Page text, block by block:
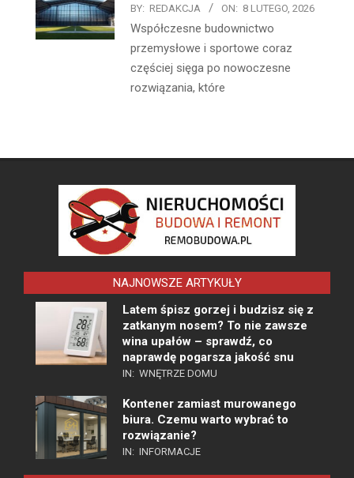
BY: REDAKCJA ON: 8 LUTEGO, 2026
Współczesne budownictwo
przemysłowe i sportowe coraz
częściej sięga po nowoczesne
rozwiązania, które
NAJNOWSZE ARTYKUŁY
Latem śpisz gorzej i budzisz się z
zatkanym nosem? To nie zawsze
wina upałów – sprawdź, co
naprawdę pogarsza jakość snu
IN: WNĘTRZE DOMU
Kontener zamiast murowanego
biura. Czemu warto wybrać to
rozwiązanie?
IN: INFORMACJE